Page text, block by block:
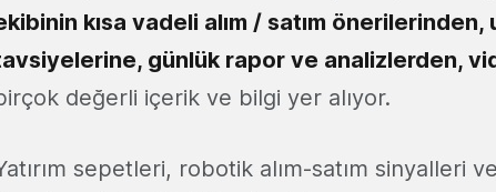
kısa vadeli alım / satım önerilerinden,
günlük rapor ve analizlerden,
değerli içerik ve bilgi yer alıyor.
sepetleri, robotik alım-satım sinyalleri